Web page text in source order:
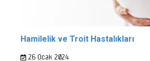
Hamilelik ve Troit Hastalıkları
26 Ocak 2024